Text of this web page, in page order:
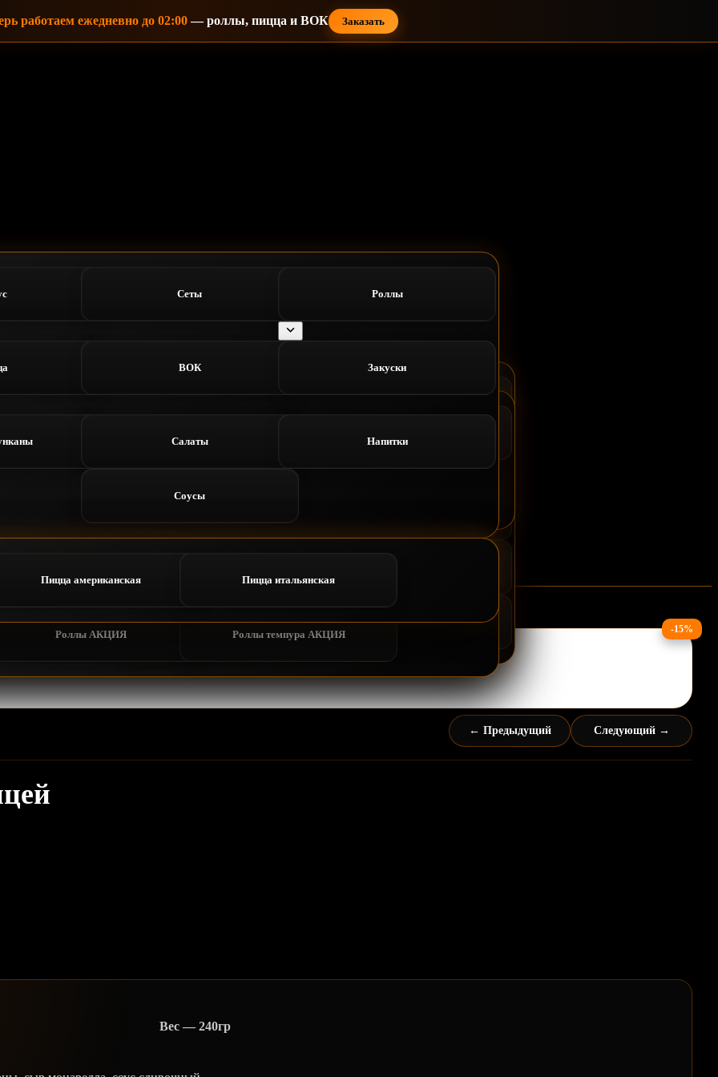
Сеты Роллы
Роллы АКЦИЯ Роллы темпура АКЦИЯ
Пицца американская Пицца итальянская
ВОК Закуски
Салаты Напитки
Соусы
Соусы Салаты
-15%
← Предыдущий Следующий →
Вес — 240гр
работаем ежедневно до 02:00— роллы, пицца и ВОК Заказать